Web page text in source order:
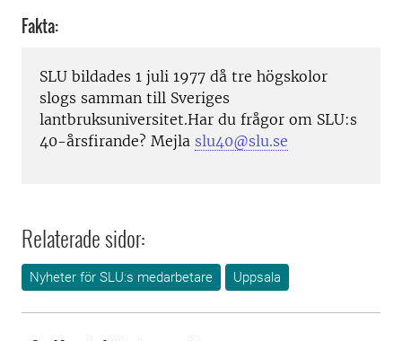
Fakta:
SLU bildades 1 juli 1977 då tre högskolor
slogs samman till Sveriges
lantbruksuniversitet.Har du frågor om SLU:s
40-årsfirande? Mejla slu40@slu.se
Relaterade sidor:
Nyheter för SLU:s medarbetare Uppsala